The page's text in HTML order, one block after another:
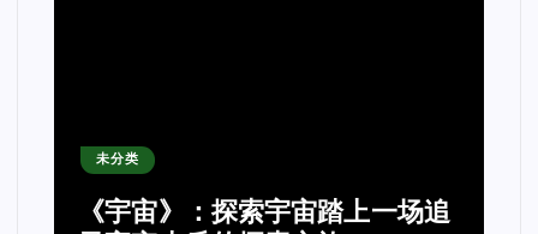
未分类
《宇宙》：探索宇宙踏上一场追